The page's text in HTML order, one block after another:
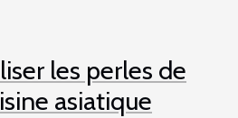
les perles de
asiatique